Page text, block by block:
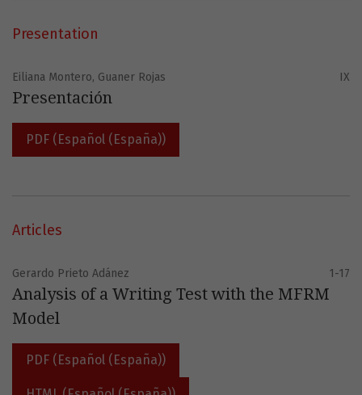
Presentation
Eiliana Montero, Guaner Rojas IX
Presentación
PDF (Español (España))
Articles
Gerardo Prieto Adánez 1-17
Analysis of a Writing Test with the MFRM
Model
PDF (Español (España))